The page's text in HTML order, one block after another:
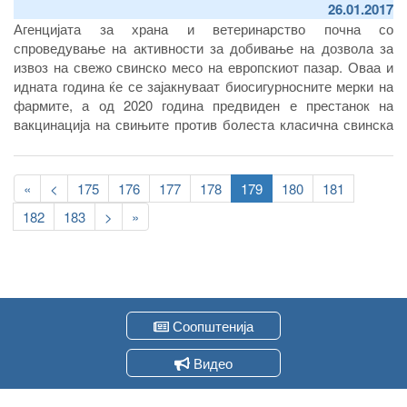
26.01.2017
Агенцијата за храна и ветеринарство почна со
спроведување на активности за добивање на дозвола за
извоз на свежо свинско месо на европскиот пазар. Оваа и
идната година ќе се зајакнуваат биосигурносните мерки на
фармите, а од 2020 година предвиден е престанок на
вакцинација на свињите против болеста класична свинска
Северна Македонија да добие статус на слободна земја за
извоз на свежо свинско месо на европскиот пазар.
Pagination
First
page
«
Previous
page
< Page
175 Page
176 Page
177 Page
178
Current
page
179 Page
180 Page
181
Page
182 Page
183
Следна
страна
>
Last
page
»
Соопштенија
Видео